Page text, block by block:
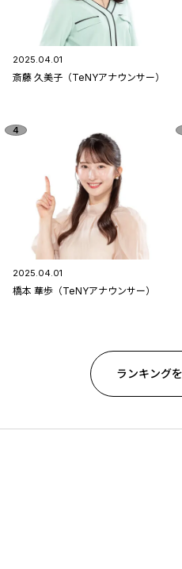
2025.04.01
斎藤 久美子（TeNYアナウンサー）
2025.04.01
橋本 華歩（TeNYアナウンサー）
ランキング